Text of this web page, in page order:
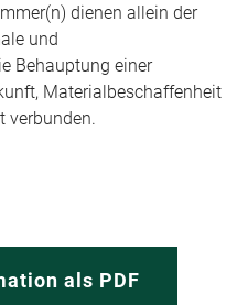
dienen allein der
und
Behauptung einer
Materialbeschaffenheit
verbunden.
als PDF